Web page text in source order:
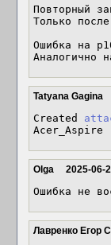
Повторный
Только
Ошибка на
Аналогично
Tatyana Gagina
Created
Acer_Aspire
Olga 2025-06-
Ошибка не
Лавренко Егор